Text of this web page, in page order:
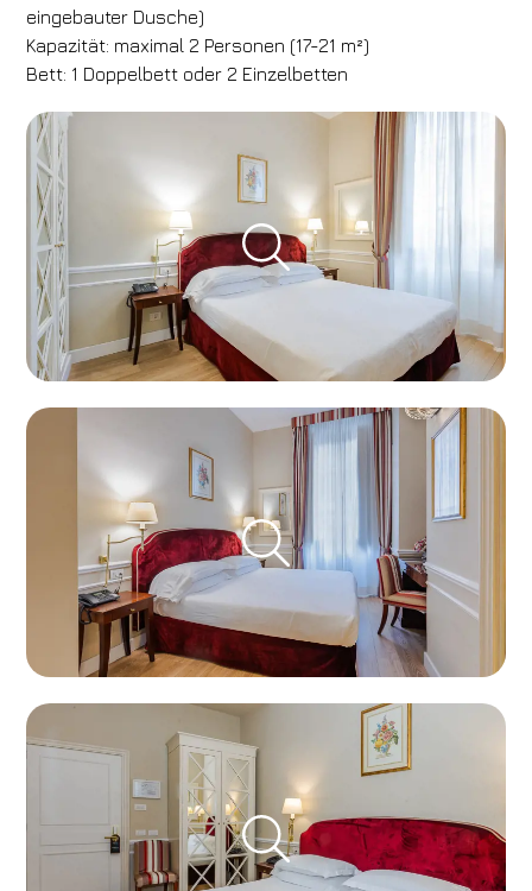
eingebauter Dusche)
Kapazität: maximal 2 Personen (17-21 m²)
Bett: 1 Doppelbett oder 2 Einzelbetten